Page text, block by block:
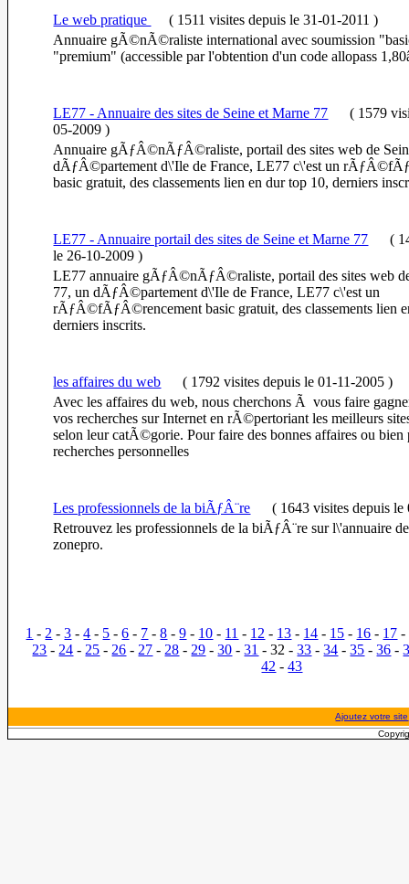
Le web pratique ( 1511 visitesdepuis le 31-01-2011 )
Annuaire gÃ©nÃ©raliste international avec soumission
"premium" (accessible par l'obtention d'un code allopass
LE77 - Annuaire des sites de Seine et Marne 77 ( 1579
05-2009 )
Annuaire gÃƒÂ©nÃƒÂ©raliste, portail des sites web de
dÃƒÂ©partement d\'Ile de France, LE77 c\'est un
basic gratuit, des classements lien en dur top 10, derniers
LE77 - Annuaire portail des sites de Seine et Marne 77 (
le 26-10-2009 )
LE77 annuaire gÃƒÂ©nÃƒÂ©raliste, portail des sites web
77, un dÃƒÂ©partement d\'Ile de France, LE77 c\'est un
rÃƒÂ©fÃƒÂ©rencement basic gratuit, des classements lien
derniers inscrits.
les affaires du web ( 1792 visitesdepuis le 01-11-2005 )
Avec les affaires du web, nous cherchons Ã vous faire
vos recherches sur Internet en rÃ©pertoriant les meilleurs
selon leur catÃ©gorie. Pour faire des bonnes affaires ou bien
recherches personnelles
Les professionnels de la biÃƒÂ¨re ( 1643 visitesdepuis le
Retrouvez les professionnels de la biÃƒÂ¨re sur l\'annuaire
zonepro.
1 -2 -3 -4 - 5 -6 - 7 -8 -9 - 10 - 11 - 12 - 13 - 14 - 15 - 16 - 17 -
23 -24 -25 -26 -27 -28 -29 -30 -31 - 32 -33 -34 -35 -36 -
42 -43
Ajoutez votre site